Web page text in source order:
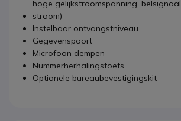
hoge gelijkstroomspanning, belsignaal
stroom)
Instelbaar ontvangstniveau
Gegevenspoort
Microfoon dempen
Nummerherhalingstoets
Optionele bureaubevestigingskit